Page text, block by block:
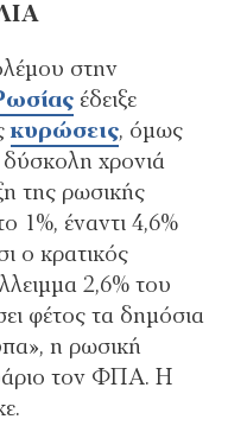
στην
έδειξε
κυρώσεις, όµως
χρονιά
της ρωσικής
1%, έναντι 4,6%
ο κρατικός
2,6% του
φέτος τα δηµόσια
η ρωσική
τον ΦΠΑ. Η